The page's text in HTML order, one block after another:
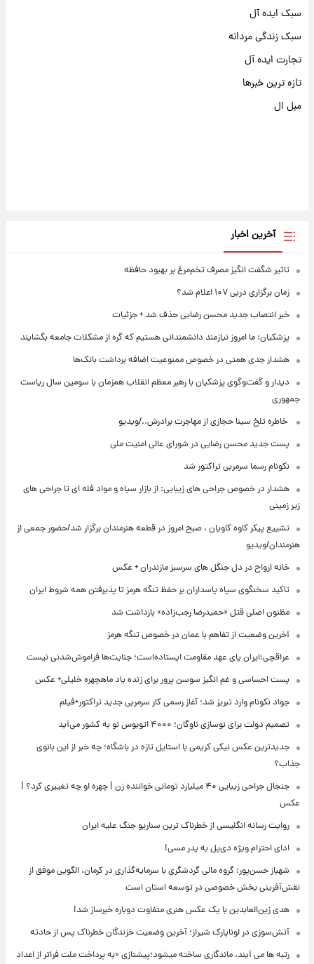
سبک ایده آل
سبک زندگی مردانه
تجارت ایده آل
تازه ترین خبرها
مبل ال
آخرین اخبار
تاثیر شگفت انگیز مصرف تخم‌مرغ بر بهبود حافظه
زمان برگزاری دربی ۱۰۷ اعلام شد؟
خبر انتصاب جدید محسن رضایی حذف شد + جزئیات
پزشکیان: ما امروز نیازمند دانشمندانی هستیم که گره از مشکلات جامعه بگشایند
هشدار جدی همتی در خصوص ممنوعیت اضافه ‌برداشت بانک‌ها
دیدار و گفت‌وگوی پزشکیان با رهبر معظم انقلاب همزمان با سومین سال ریاست
جمهوری
⁨ خاطره تلخ سینا حجازی از مهاجرت برادرش../ویدیو
پست جدید محسن رضایی در شورای عالی امنیت ملی
نکونام رسما سرمربی تراکتور شد
هشدار در خصوص جراحی های زیبایی: از بازار سیاه و مواد فله ای تا جراحی های
زیر زمینی
تشییع پیکر کاوه کاویان ، صبح امروز در قطعه هنرمندان برگزار شد/حضور جمعی از
هنرمندان/ویدیو
خانه ارواح در دل جنگل های سرسبز مازندران + عکس
تاکید سخنگوی سپاه پاسداران بر حفظ تنگه هرمز تا پذیرفتن همه شروط ایران
مظنون اصلی قتل «حمیدرضا رجب‌زاده» بازداشت شد
آخرین وضعیت از تفاهم با عمان در خصوص تنگه هرمز
عراقچی:ایران پای عهد مقاومت ایستاده‌است؛ جنایت‌ها فراموش‌شدنی نیست
پست احساسی و غم انگیز سوسن پرور برای زنده یاد ماهچهره خلیلی+ عکس
جواد نکونام وارد تبریز شد؛ آغاز رسمی کار سرمربی جدید تراکتور+فیلم
تصمیم دولت برای نوسازی ناوگان؛ ۴۰۰۰ اتوبوس نو به کشور می‌آید
جدیدترین عکس نیکی کریمی با استایل تازه در باشگاه؛ چه خبر از این بانوی
جذاب؟
جنجال جراحی زیبایی ۴۰ میلیارد تومانی خواننده زن | چهره او چه تغییری کرد؟ |
عکس
روایت رسانه انگلیسی از خطرناک ترین سناریو جنگ علیه ایران
ادای احترام ویژه دی‌پل به پدر مسی!
شهباز حسن‌پور: گروه مالی گردشگری با سرمایه‌گذاری در کرمان، الگویی موفق از
نقش‌آفرینی بخش خصوصی در توسعه استان است
هدی زین‌العابدین با یک عکس هنری متفاوت دوباره خبرساز شد!
آتش‌سوزی در لوناپارک شیراز؛ آخرین وضعیت خزندگان خطرناک پس از حادثه
رتبه ها می آیند، ماندگاری ساخته میشود؛پیشتازی «به پرداخت ملت فراتر از اعداد